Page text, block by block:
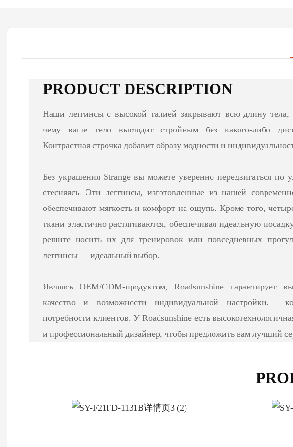
PRODUCT DESCRIPTION
Наши леггинсы с высокой талией закрывают всю длину тела,
чему ваше тело выглядит стройным без какого-либо
Контрастная строчка добавит образу модности и
Без украшения Strange вы можете уверенно передвигаться по
стесняясь. Эти леггинсы, изготовленные из нашей
обеспечивают мягкость и комфорт на ощупь. Кроме того,
ткани эластично растягиваются, обеспечивая идеальную
решите носить их для тренировок или повседневных
леггинсы — идеальный выбор.
Являясь OEM/ODM-продуктом, Roadsunshine гарантирует
качество и возможности индивидуальной настройки.
потребности клиентов. У Roadsunshine есть
и профессиональный дизайнер, чтобы предложить вам лучший